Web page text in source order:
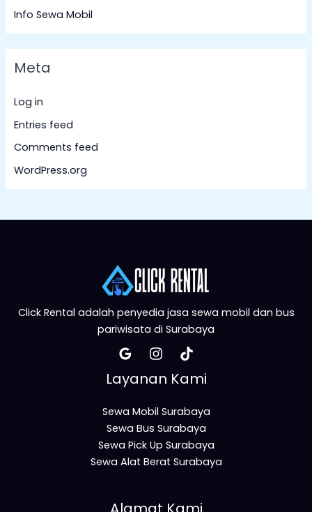
Info Sewa Mobil
Meta
Log in
Entries feed
Comments feed
WordPress.org
Click Rental adalah penyedia jasa sewa mobil dan bus
pariwisata di Surabaya
Layanan Kami
Sewa Mobil Surabaya
Sewa Bus Surabaya
Sewa Pick Up Surabaya
Sewa Alat Berat Surabaya